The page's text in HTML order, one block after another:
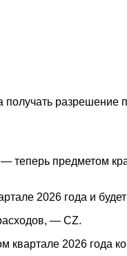
предметом
2026 года и
— CZ.
2026 года